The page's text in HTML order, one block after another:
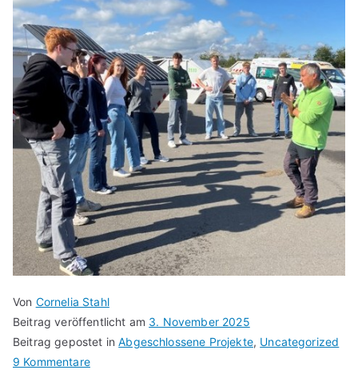
Von Cornelia Stahl
Beitrag veröffentlicht am 3. November 2025
Beitrag gepostet inAbgeschlossene Projekte, Uncategorized
9 Kommentarezu